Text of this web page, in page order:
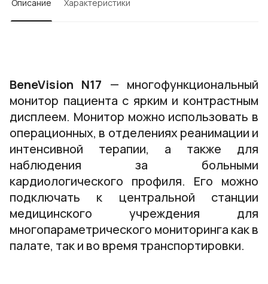
Описание Характеристики
BeneVision N17 — многофункциональный
монитор пациента с ярким и контрастным
дисплеем. Монитор можно использовать в
операционных, в отделениях реанимации и
интенсивной терапии, а также для
наблюдения за больными
кардиологического профиля. Его можно
подключать к центральной станции
медицинского учреждения для
многопараметрического мониторинга как в
палате, так и во время транспортировки.